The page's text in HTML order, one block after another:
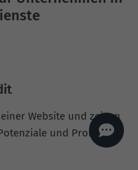
Website und zeigen
und Probleme